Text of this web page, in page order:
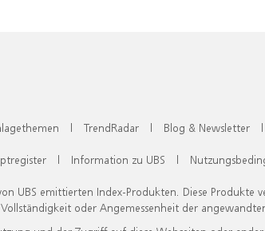
| TrendRadar | Blog & Newsletter |
| Information zu UBS |
UBS emittierten Index-Produkten. Diese Produkte
oder Angemessenheit der